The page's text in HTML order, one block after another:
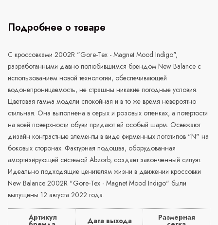
Подробнее о товаре
С кроссовками 2002R "Gore-Tex - Magnet Mood Indigo",
разработанными давно полюбившимся брендом New Balance с
использованием новой технологии, обеспечивающей
водонепроницаемость, не страшны никакие погодные условия.
Цветовая гамма модели спокойная и в то же время невероятно
стильная. Она выполнена в серых и розовых оттенках, а потертости
на всей поверхности обуви придают ей особый шарм. Освежают
дизайн контрастные элементы в виде фирменных логотипов "N" на
боковых сторонах. Фактурная подошва, оборудованная
амортизирующей системой Abzorb, создает законченный силуэт.
Идеально подходящие ценителям жизни в движении кроссовки
New Balance 2002R "Gore-Tex - Magnet Mood Indigo" были
выпущены 12 августа 2022 года.
Артикул Дата выхода Размерная